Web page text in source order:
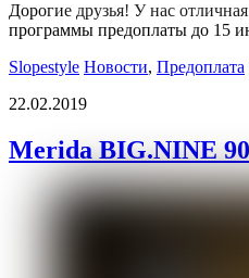
Дорогие друзья! У нас
программы предоплаты до 15
Slopestyle Новости, Предоплата
22.02.2019
Merida BIG.NINE